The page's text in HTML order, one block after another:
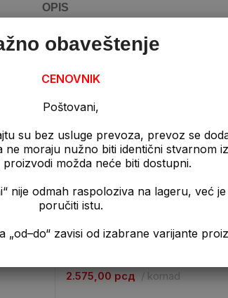
OPIS
Sika Estriplast – 5KG
2.575,00 рсд komad
obaveštenje
CENOVNIK
Poštovani,
su bez usluge prevoza, prevoz se
ne moraju nužno biti identični stvarnom
proizvodi možda neće biti dostupni.
nije odmah raspoloziva na lageru, već
poručiti istu.
od izabrane varijante